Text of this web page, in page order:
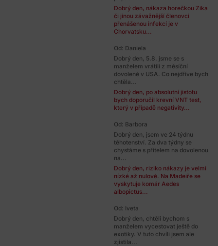
Dobrý den, nákaza horečkou Zika
či jinou závažnější členovci
přenášenou infekcí je v
Chorvatsku...
Od: Daniela
Dobrý den, 5.8. jsme se s
manželem vrátili z měsíční
dovolené v USA. Co nejdříve bych
chtěla...
Dobrý den, po absolutní jistotu
bych doporučil krevní VNT test,
který v případě negativity...
Od: Barbora
Dobrý den, jsem ve 24 týdnu
těhotenství. Za dva týdny se
chystáme s přítelem na dovolenou
na...
Dobrý den, riziko nákazy je velmi
nízké až nulové. Na Madeiře se
vyskytuje komár Aedes
albopictus...
Od: Iveta
Dobrý den, chtěli bychom s
manželem vycestovat ještě do
exotiky. V tuto chvíli jsem ale
zjistila...